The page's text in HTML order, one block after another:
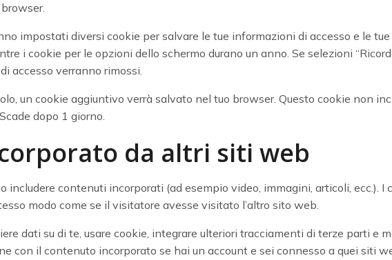
impostati diversi cookie per salvare le tue informazioni di accesso e le
i cookie per le opzioni dello schermo durano un anno. Se selezioni
accesso verranno rimossi.
un cookie aggiuntivo verrà salvato nel tuo browser. Questo cookie non
dopo 1 giorno.
da altri siti web
includere contenuti incorporati (ad esempio video, immagini, articoli, ecc.).
modo come se il visitatore avesse visitato l’altro sito web.
dati su di te, usare cookie, integrare ulteriori tracciamenti di terze parti e
con il contenuto incorporato se hai un account e sei connesso a quei siti